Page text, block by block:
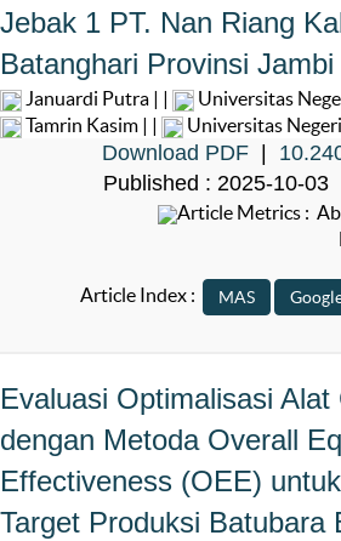
Jebak 1 PT. Nan Riang
Batanghari Provinsi Jambi
Januardi Putra | | Universitas
Tamrin Kasim | |
Universitas
Download PDF
Published : 2025-10-
Article Metrics :
Article Index :
Evaluasi Optimalisasi Alat
dengan Metoda Overall
Effectiveness (OEE)
Target Produksi Batubara